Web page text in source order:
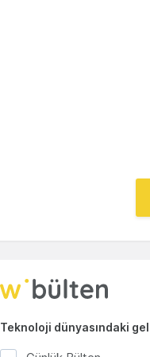
Teknoloji dünyasındaki